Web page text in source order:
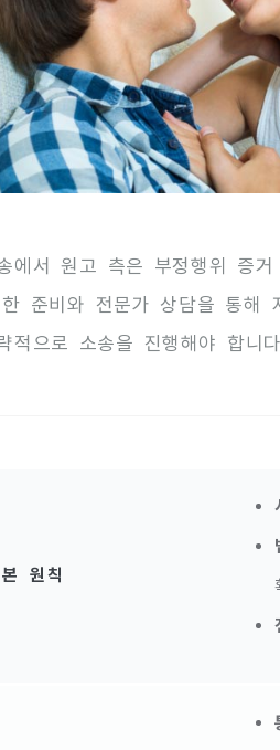
에서 원고 측은 부정행위 증
준비와 전문가 상담을 통해
적으로 소송을 진행해야 합니
원칙